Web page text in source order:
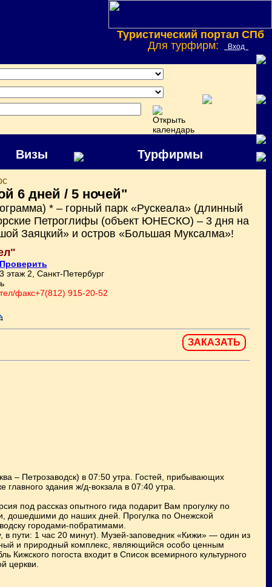
Туристический портал СПб
Для турфирм:
Вход
Визы Турфирмы
6 дней / 5 ночей"
* – горный парк «Рускеала» (длинный
Петроглифы (объект ЮНЕСКО) – 3 дня на
Заяцкий» и остров «Большая Муксалма»!
Проверить
этаж 2, Санкт-Петербург
факс+7(812) 915-20-52
ЗАКАЗАТЬ
– Петрозаводск) в 07:50 утра. Гостей, прибывающих
здания ж/д-вокзала в 07:40 утра.
под рассказ опытного гида подарит Вам прогулку по
дошедшими до наших дней. Прогулка по Онежской
городами-побратимами.
в пути: 1 час 20 минут). Музей-заповедник «Кижи» — один из
и природный комплекс, являющийся особо ценным
погоста входит в Список всемирного культурного
церкви.